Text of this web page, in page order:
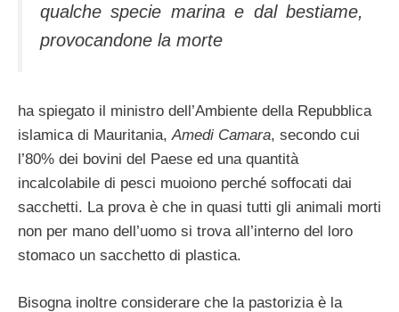
qualche specie marina e dal bestiame,
provocandone la morte
ha spiegato il ministro dell’Ambiente della Repubblica
islamica di Mauritania,Amedi Camara, secondo cui
l’80% dei bovini del Paese ed una quantità
incalcolabile di pesci muoiono perché soffocati dai
sacchetti. La prova è che in quasi tutti gli animali morti
non per mano dell’uomo si trova all’interno del loro
stomaco un sacchetto di plastica.
Bisogna inoltre considerare che la pastorizia è la